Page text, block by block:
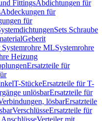
FittingsAbdichtungen für
Abdeckungen für
für
Sets Schraube
Geberit
Systemrohre MLSystemrohre
Heizung
Ersatzteile für
T-StückeErsatzteile für T-
unlösbarErsatzteile für
lösbarErsatzteile
VerschlüsseErsatzteile für
Verteiler mit